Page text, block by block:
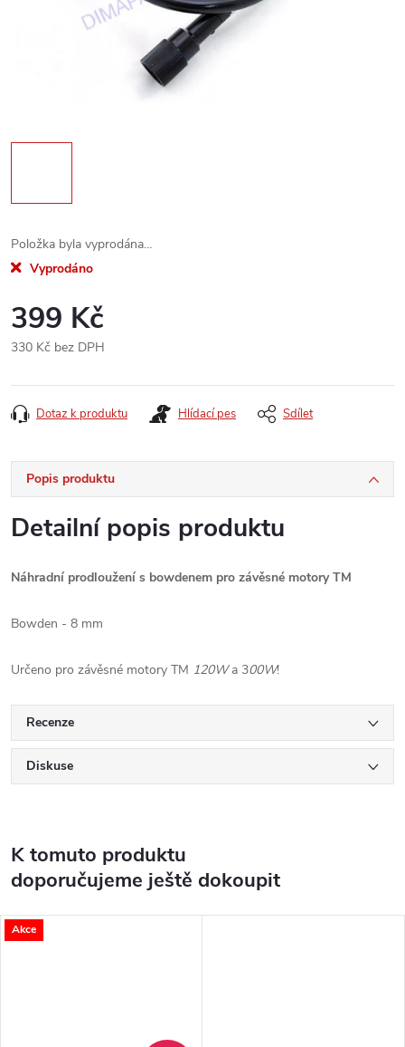
Položka byla vyprodána…
Vyprodáno
399 Kč
330 Kč bez DPH
cena:
Dotaz k produktu Hlídací pes Sdílet
Popis produktu
Detailní popis produktu
Náhradní prodloužení s bowdenem pro závěsné motory TM
Bowden - 8 mm
Určeno pro závěsné motory TM 120Wa 300W!
Recenze
Diskuse
K tomuto produktu
doporučujeme ještě dokoupit
Akce